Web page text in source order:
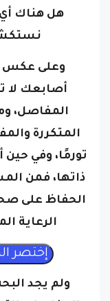
هل هناك أي
وعلى عكس
أصابعك لا
المفاصل،
المتكررة
تورمًا، وفي
ذاتها، فمن
الحفاظ على
الرعاية
ولم يجد